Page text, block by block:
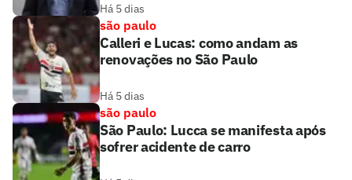
Há 5 dias
são paulo
Calleri e Lucas: como andam as
renovações no São Paulo
Há 5 dias
são paulo
São Paulo: Lucca se manifesta após
sofrer acidente de carro